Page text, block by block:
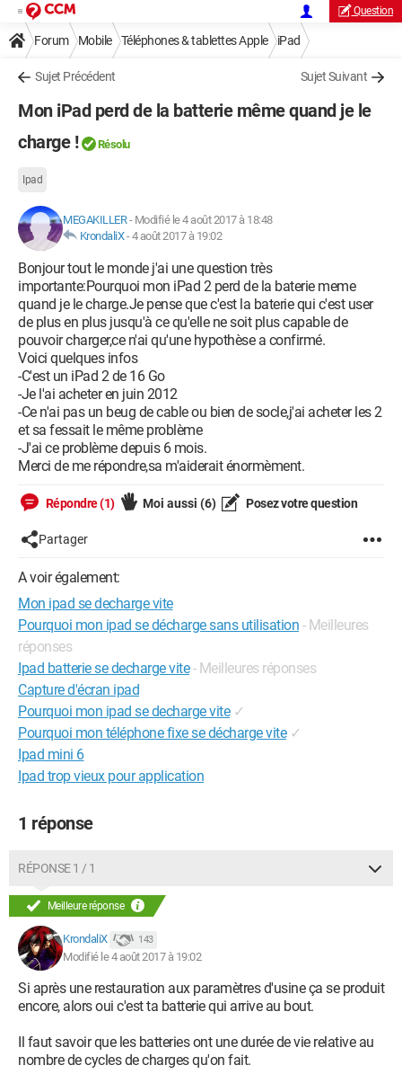
Question
Forum Mobile Téléphones & tablettes Apple iPad
Sujet Précédent Sujet Suivant
Mon iPad perd de la batterie même quand je le
charge !
Résolu
Ipad
MEGAKILLER- Modifié le 4 août 2017 à 18:48
KrondaliX-4 août 2017 à 19:02
Bonjour tout le monde j'ai une question très
importante:Pourquoi mon iPad 2 perd de la baterie meme
quand je le charge.Je pense que c'est la baterie qui c'est user
de plus en plus jusqu'à ce qu'elle ne soit plus capable de
pouvoir charger,ce n'ai qu'une hypothèse a confirmé.
Voici quelques infos
-C'est un iPad 2 de 16 Go
-Je l'ai acheter en juin 2012
-Ce n'ai pas un beug de cable ou bien de socle,j'ai acheter les 2
et sa fessait le même problème
-J'ai ce problème depuis 6 mois.
Merci de me répondre,sa m'aiderait énormèment.
Répondre (1) Moi aussi (6) Posez votre question
Partager
A voir également:
Mon ipad se decharge vite
Pourquoi mon ipad se décharge sans utilisation - Meilleures
réponses
Ipad batterie se decharge vite - Meilleures réponses
Capture d'écran ipad
Pourquoi mon ipad se decharge vite ✓
Pourquoi mon téléphone fixe se décharge vite ✓
Ipad mini 6
Ipad trop vieux pour application
1 réponse
RÉPONSE 1 / 1
Meilleure réponse
KrondaliX 143
Modifié le 4 août 2017 à 19:02
Si après une restauration aux paramètres d'usine ça se produit
encore, alors oui c'est ta batterie qui arrive au bout.
Il faut savoir que les batteries ont une durée de vie relative au
nombre de cycles de charges qu'on fait.